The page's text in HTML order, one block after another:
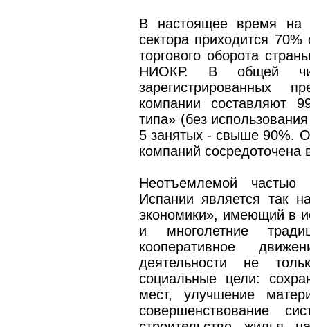
В настоящее время на
сектора приходится
торгового оборота
НИОКР. В общей
зарегистрированных
компании составляют
типа» (без
5 занятых - свыше 90%.
компаний сосредоточена
Неотъемлемой частью
Испании является так
экономики», имеющий в
и многолетние
кооперативное
деятельности не
социальные цели:
мест, улучшение
совершенствование